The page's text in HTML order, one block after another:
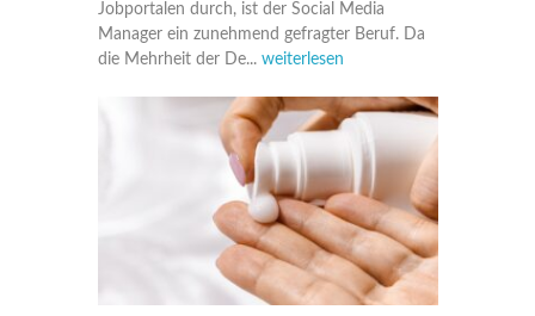
Jobportalen durch, ist der Social Media
Manager ein zunehmend gefragter Beruf. Da
die Mehrheit der De... weiterlesen